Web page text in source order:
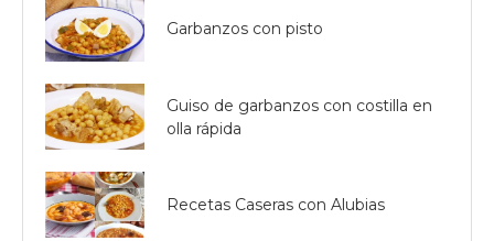
Garbanzos con pisto
Guiso de garbanzos con costilla en
olla rápida
Recetas Caseras con Alubias